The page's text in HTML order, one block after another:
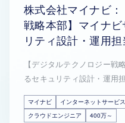
株式会社マイナビ
戦略本部】マイナ
リティ設計・運用担
【デジタルテクノロジー戦
るセキュリティ設計・運用
マイナビ
インターネットサービ
クラウドエンジニア
400万～